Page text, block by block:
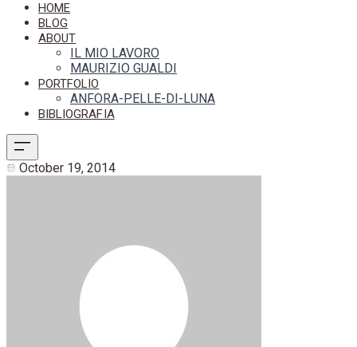
HOME
BLOG
ABOUT
IL MIO LAVORO
MAURIZIO GUALDI
PORTFOLIO
ANFORA-PELLE-DI-LUNA
BIBLIOGRAFIA
October 19, 2014